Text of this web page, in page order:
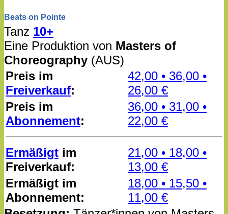
Beats on Pointe
Tanz 10+
Eine Produktion von Masters of
Choreography (AUS)
Preis im
Freiverkauf:
42,00 • 36,00 •
26,00 €
Preis im
Abonnement:
36,00 • 31,00 •
22,00 €
Ermäßigt im
Freiverkauf:
21,00 • 18,00 •
13,00 €
Ermäßigt im
Abonnement:
18,00 • 15,50 •
11,00 €